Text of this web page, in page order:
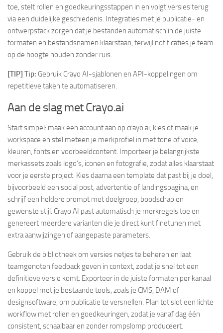
toe, stelt rollen en goedkeuringsstappen in en volgt versies terug
via een duidelijke geschiedenis. Integraties met je publicatie- en
ontwerpstack zorgen dat je bestanden automatisch in de juiste
formaten en bestandsnamen klaarstaan, terwijl notificaties je team
op de hoogte houden zonder ruis.
[TIP] Tip: Gebruik Crayo AI-sjablonen en API-koppelingen om
repetitieve taken te automatiseren.
Aan de slag met Crayo.ai
Start simpel: maak een account aan op crayo.ai, kies of maak je
workspace en stel meteen je merkprofiel in met tone of voice,
kleuren, fonts en voorbeeldcontent. Importeer je belangrijkste
merkassets zoals logo’s, iconen en fotografie, zodat alles klaarstaat
voor je eerste project. Kies daarna een template dat past bij je doel,
bijvoorbeeld een social post, advertentie of landingspagina, en
schrijf een heldere prompt met doelgroep, boodschap en
gewenste stijl. Crayo AI past automatisch je merkregels toe en
genereert meerdere varianten die je direct kunt finetunen met
extra aanwijzingen of aangepaste parameters.
Gebruik de bibliotheek om versies netjes te beheren en laat
teamgenoten feedback geven in context, zodat je snel tot een
definitieve versie komt. Exporteer in de juiste formaten per kanaal
en koppel met je bestaande tools, zoals je CMS, DAM of
designsoftware, om publicatie te versnellen. Plan tot slot een lichte
workflow met rollen en goedkeuringen, zodat je vanaf dag één
consistent, schaalbaar en zonder rompslomp produceert.